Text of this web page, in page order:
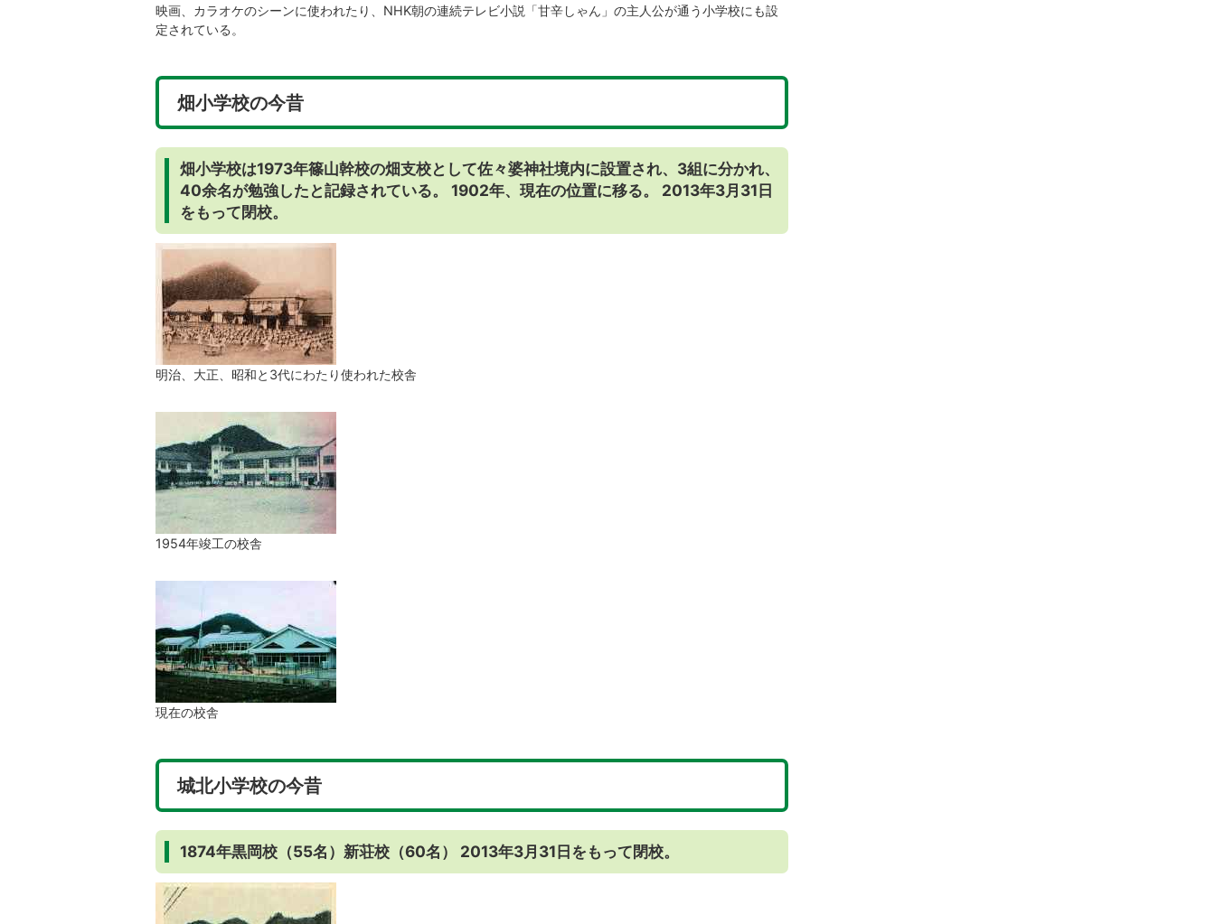
映画、カラオケのシーンに使われたり、NHK朝の連続テレビ小説「甘辛しゃん」の主人公が通う小学校にも設
定されている。
畑小学校の今昔
畑小学校は1973年篠山幹校の畑支校として佐々婆神社境内に設置され、3組に分かれ、
40余名が勉強したと記録されている。 1902年、現在の位置に移る。 2013年3月31日
をもって閉校。
明治、大正、昭和と3代にわたり使われた校舎
1954年竣工の校舎
現在の校舎
城北小学校の今昔
1874年黒岡校（55名）新荘校（60名） 2013年3月31日をもって閉校。